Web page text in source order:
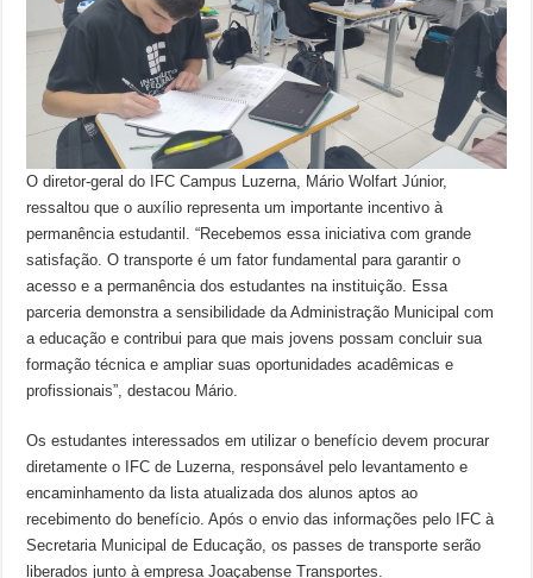
O diretor-geral do IFC Campus Luzerna, Mário Wolfart Júnior,
ressaltou que o auxílio representa um importante incentivo à
permanência estudantil. “Recebemos essa iniciativa com grande
satisfação. O transporte é um fator fundamental para garantir o
acesso e a permanência dos estudantes na instituição. Essa
parceria demonstra a sensibilidade da Administração Municipal com
a educação e contribui para que mais jovens possam concluir sua
formação técnica e ampliar suas oportunidades acadêmicas e
profissionais”, destacou Mário.
Os estudantes interessados em utilizar o benefício devem procurar
diretamente o IFC de Luzerna, responsável pelo levantamento e
encaminhamento da lista atualizada dos alunos aptos ao
recebimento do benefício. Após o envio das informações pelo IFC à
Secretaria Municipal de Educação, os passes de transporte serão
liberados junto à empresa Joaçabense Transportes.